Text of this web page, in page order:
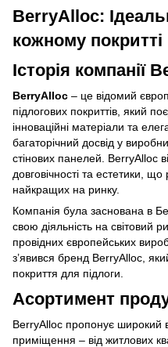
BerryAlloc:
кожному покритті
Історія компанії
BerryAlloc – це відомий
підлогових покриттів, який
інноваційні матеріали та
багаторічний досвід у
стінових панелей. BerryAlloc
довговічності та естетики,
найкращих на ринку.
Компанія була заснована в
свою діяльність на світовий
провідних європейських
з’явився бренд BerryAlloc,
покриття для підлоги.
Асортимент
BerryAlloc пропонує широкий
приміщення – від житлових